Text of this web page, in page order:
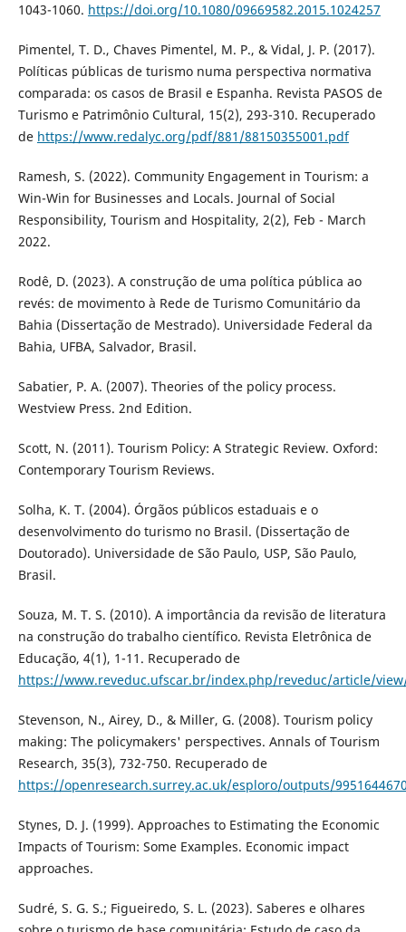
1043-1060. https://doi.org/10.1080/09669582.2015.1024257
Pimentel, T. D., Chaves Pimentel, M. P., & Vidal, J. P. (2017).
Políticas públicas de turismo numa perspectiva normativa
comparada: os casos de Brasil e Espanha. Revista PASOS de
Turismo e Patrimônio Cultural, 15(2), 293-310. Recuperado
de https://www.redalyc.org/pdf/881/88150355001.pdf
Ramesh, S. (2022). Community Engagement in Tourism: a
Win-Win for Businesses and Locals. Journal of Social
Responsibility, Tourism and Hospitality, 2(2), Feb - March
2022.
Rodê, D. (2023). A construção de uma política pública ao
revés: de movimento à Rede de Turismo Comunitário da
Bahia (Dissertação de Mestrado). Universidade Federal da
Bahia, UFBA, Salvador, Brasil.
Sabatier, P. A. (2007). Theories of the policy process.
Westview Press. 2nd Edition.
Scott, N. (2011). Tourism Policy: A Strategic Review. Oxford:
Contemporary Tourism Reviews.
Solha, K. T. (2004). Órgãos públicos estaduais e o
desenvolvimento do turismo no Brasil. (Dissertação de
Doutorado). Universidade de São Paulo, USP, São Paulo,
Brasil.
Souza, M. T. S. (2010). A importância da revisão de literatura
na construção do trabalho científico. Revista Eletrônica de
Educação, 4(1), 1-11. Recuperado de
https://www.reveduc.ufscar.br/index.php/reveduc/article/
Stevenson, N., Airey, D., & Miller, G. (2008). Tourism policy
making: The policymakers' perspectives. Annals of Tourism
Research, 35(3), 732-750. Recuperado de
https://openresearch.surrey.ac.uk/esploro/outputs/
Stynes, D. J. (1999). Approaches to Estimating the Economic
Impacts of Tourism: Some Examples. Economic impact
approaches.
Sudré, S. G. S.; Figueiredo, S. L. (2023). Saberes e olhares